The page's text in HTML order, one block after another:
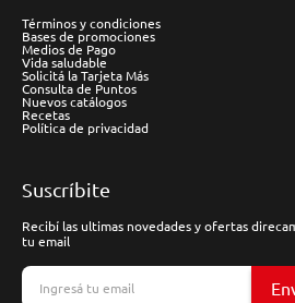
Términos y condiciones
Bases de promociones
Medios de Pago
Vida saludable
Solicitá la Tarjeta Más
Consulta de Puntos
Nuevos catálogos
Recetas
Política de privacidad
Suscríbite
Recibí las ultimas novedades y ofertas
tu email